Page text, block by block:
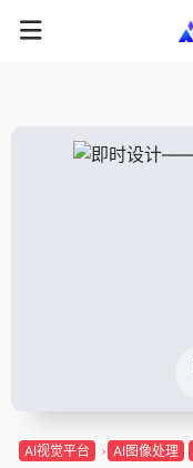
AI视觉平台 AI图像处理